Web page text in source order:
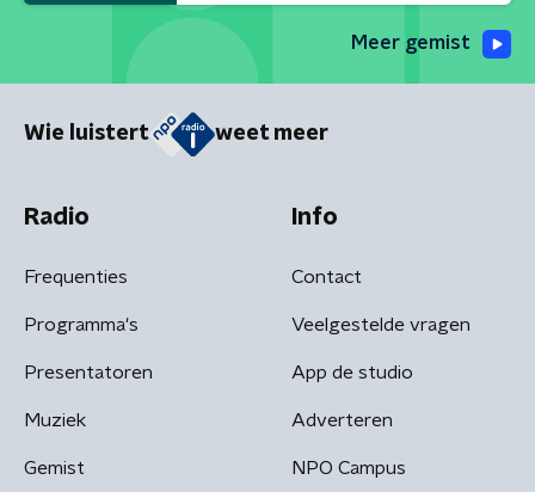
Meer gemist
Wie luistert weet meer
Radio
Frequenties
Programma's
Presentatoren
Muziek
Gemist
Info
Contact
Veelgestelde vragen
App de studio
Adverteren
NPO Campus